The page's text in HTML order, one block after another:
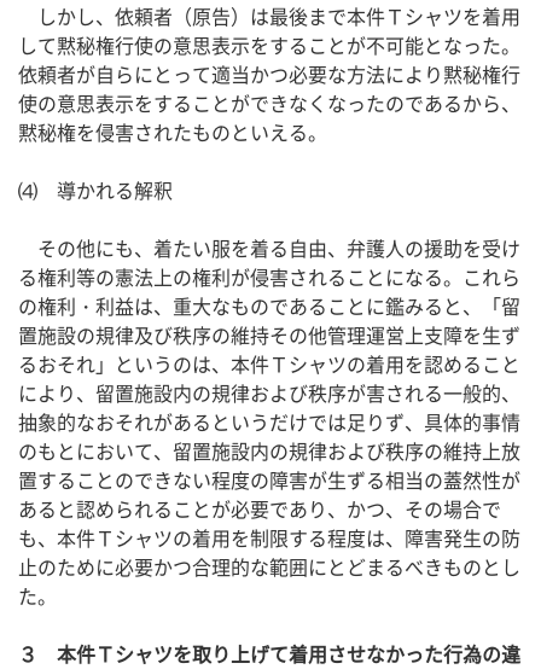
しかし、依頼者（原告）は最後まで本件Ｔシャツを着用
して黙秘権行使の意思表示をすることが不可能となった。
依頼者が自らにとって適当かつ必要な方法により黙秘権行
使の意思表示をすることができなくなったのであるから、
黙秘権を侵害されたものといえる。
⑷ 導かれる解釈
その他にも、着たい服を着る自由、弁護人の援助を受け
る権利等の憲法上の権利が侵害されることになる。これら
の権利・利益は、重大なものであることに鑑みると、「留
置施設の規律及び秩序の維持その他管理運営上支障を生ず
るおそれ」というのは、本件Ｔシャツの着用を認めること
により、留置施設内の規律および秩序が害される一般的、
抽象的なおそれがあるというだけでは足りず、具体的事情
のもとにおいて、留置施設内の規律および秩序の維持上放
置することのできない程度の障害が生ずる相当の蓋然性が
あると認められることが必要であり、かつ、その場合で
も、本件Ｔシャツの着用を制限する程度は、障害発生の防
止のために必要かつ合理的な範囲にとどまるべきものとし
た。
３ 本件Ｔシャツを取り上げて着用させなかった行為の違